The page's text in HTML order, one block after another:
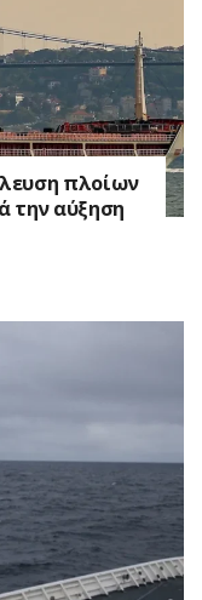
πλοίων
την αύξηση